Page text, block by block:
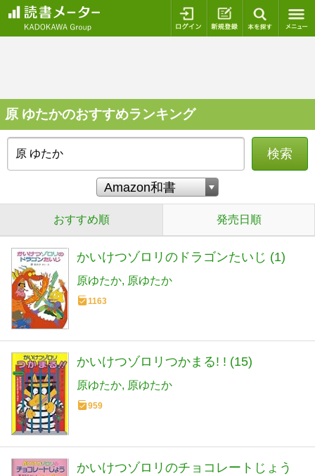
ログイン 新規登録
原 ゆたかのおすすめランキング
検索
おすすめ順 発売日順
かいけつゾロリのドラゴンたいじ (1)
原ゆたか 原ゆたか
1163
かいけつゾロリつかまる! ! (15)
原ゆたか 原ゆたか
959
かいけつゾロリのチョコレートじょう